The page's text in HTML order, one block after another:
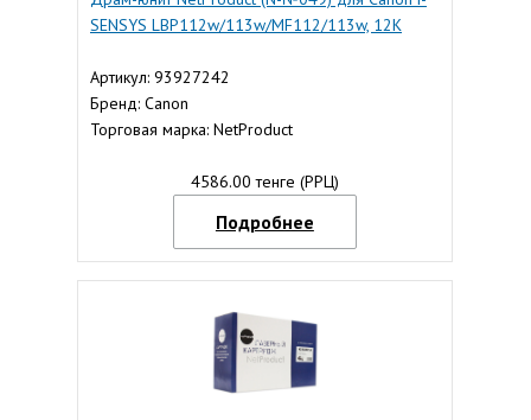
SENSYS LBP112w/113w/MF112/113w, 12K
Артикул: 93927242
Бренд: Canon
Торговая марка: NetProduct
4586.00 тенге (РРЦ)
Подробнее